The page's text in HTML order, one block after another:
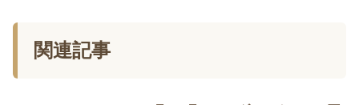
関連記事